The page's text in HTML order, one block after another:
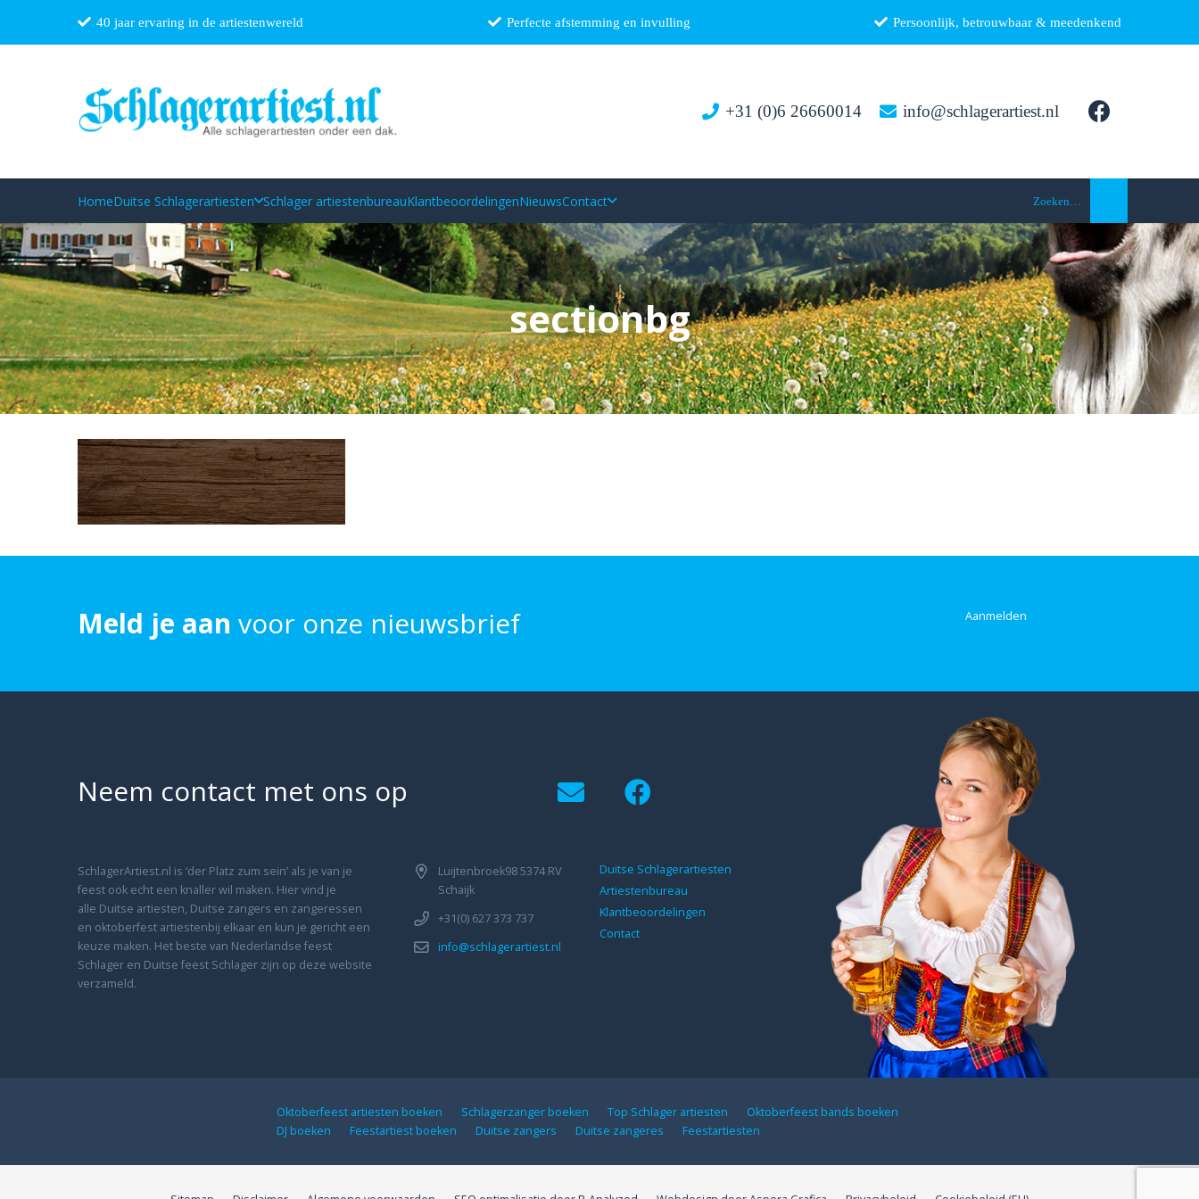
40 jaar ervaring in de artiestenwereld Perfecte afstemming en invulling Persoonlijk, betrouwbaar & meedenkend
+31 (0)6 26660014 info@schlagerartiest.nl
HomeDuitse Schlagerartiesten Schlager artiestenbureauKlantbeoordelingenNieuwsContact Zoeken…
sectionbg
Meld je aan voor onze nieuwsbrief Aanmelden
Neem contact met ons op
SchlagerArtiest.nl is ‘der Platz zum sein’ als je van je
feest ook echt een knaller wil maken. Hier vind je
alle Duitse artiesten, Duitse zangers en zangeressen
en oktoberfest artiestenbij elkaar en kun je gericht een
keuze maken. Het beste van Nederlandse feest
Schlager en Duitse feest Schlager zijn op deze website
verzameld.
Luijtenbroek98 5374 RV
Schaijk
+31(0) 627 373 737
info@schlagerartiest.nl
Duitse Schlagerartiesten
Artiestenbureau
Klantbeoordelingen
Contact
Oktoberfeest artiesten boeken Schlagerzanger boeken Top Schlager artiesten
Oktoberfeest bands boeken
DJ boeken
Feestartiest boeken Duitse zangers Duitse zangeres Feestartiesten